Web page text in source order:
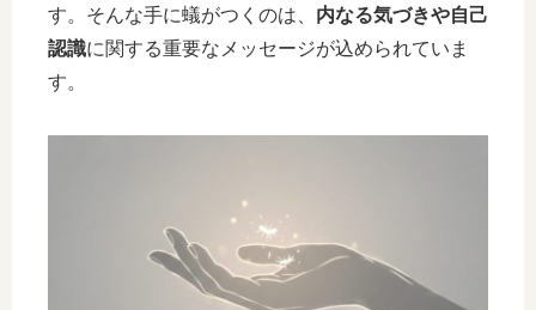
す。そんな手に蟻がつくのは、 内なる気づきや自己
認識に関する重要なメッセージが込められていま
す。